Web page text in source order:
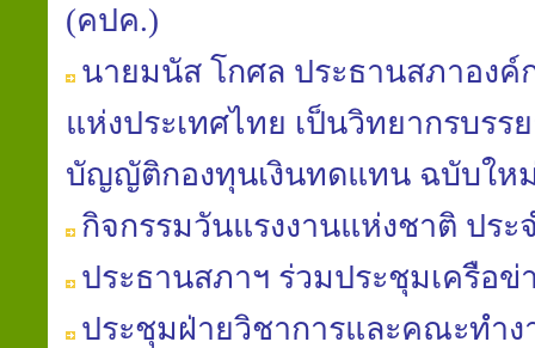
(คปค.)
นายมนัส​ โกศล​ ประธาน​สภา​องค์
แห่ง​ประเทศไทย​ เป็นวิทยากร​บรร
บัญญัติ​กองทุน​เงินทดแทน​ ฉบับให
กิจกรรมวันแรงงานแห่งชาติ ประ
ประธานสภาฯ ร่วมประชุมเครือ
ประชุมฝ่ายวิชาการ​และคณะ​ทำง